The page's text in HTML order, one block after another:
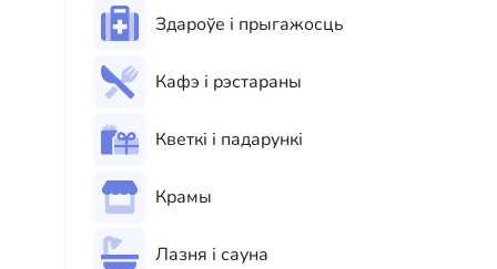
Здароўе і прыгажосць
Кафэ і рэстараны
Кветкі і падарункі
Крамы
Лазня і сауна